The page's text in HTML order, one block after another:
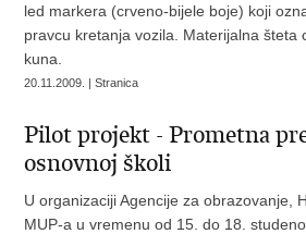
led markera (crveno-bijele boje) koji
pravcu kretanja vozila. Materijalna šteta
kuna.
20.11.2009. | Stranica
Pilot projekt - Prometna
osnovnoj školi
U organizaciji Agencije za obrazovanje,
MUP-a u vremenu od 15. do 18.